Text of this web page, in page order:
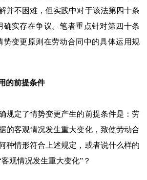
并不困难，但实践中对于该法第四十条
确实存在争议。笔者重点针对第四十条
势变更原则在劳动合同中的具体运用规
的前提条件
规定了情势变更产生的前提条件是：劳
的客观情况发生重大变化，致使劳动合
种情形符合上述规定，或者说什么样的
观情况发生重大变化”？